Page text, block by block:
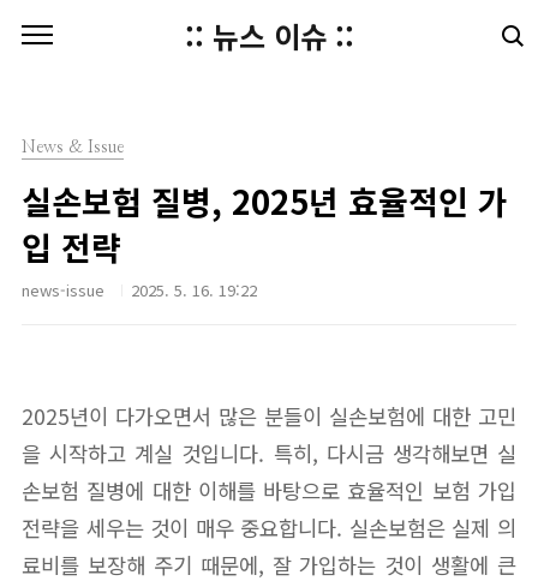
:: 뉴스 이슈 ::
News & Issue
실손보험 질병, 2025년 효율적인 가
입 전략
news-issue 2025. 5. 16. 19:22
2025년이 다가오면서 많은 분들이 실손보험에 대한 고민
을 시작하고 계실 것입니다. 특히, 다시금 생각해보면 실
손보험 질병에 대한 이해를 바탕으로 효율적인 보험 가입
전략을 세우는 것이 매우 중요합니다. 실손보험은 실제 의
료비를 보장해 주기 때문에, 잘 가입하는 것이 생활에 큰